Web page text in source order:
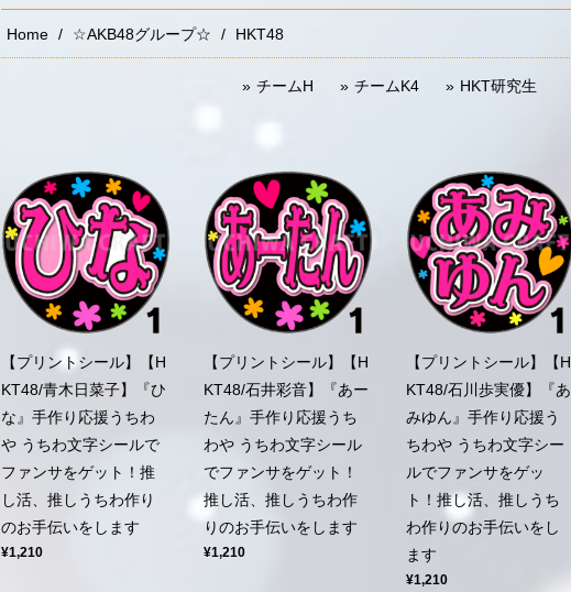
Home ☆AKB48グループ☆ HKT48
チームH チームK4 HKT研究生
【プリントシール】【H
KT48/青木日菜子】『ひ
な』手作り応援うちわ
や うちわ文字シールで
ファンサをゲット！推
し活、推しうちわ作り
のお手伝いをします
¥1,210
【プリントシール】【H
KT48/石井彩音】『あー
たん』手作り応援うち
わや うちわ文字シール
でファンサをゲット！
推し活、推しうちわ作
りのお手伝いをします
¥1,210
【プリントシール】【H
KT48/石川歩実優】『あ
みゆん』手作り応援う
ちわや うちわ文字シー
ルでファンサをゲッ
ト！推し活、推しうち
わ作りのお手伝いをし
ます
¥1,210